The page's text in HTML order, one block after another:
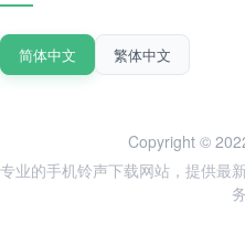
简体中文 繁体中文
Copyright ©
专业的手机铃声下载网站，提供最